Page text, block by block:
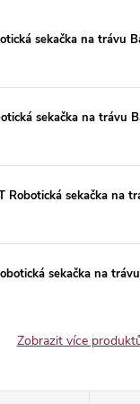
sekačka na trávu
sekačka na trávu
Robotická sekačka na
sekačka na
Zobrazit více